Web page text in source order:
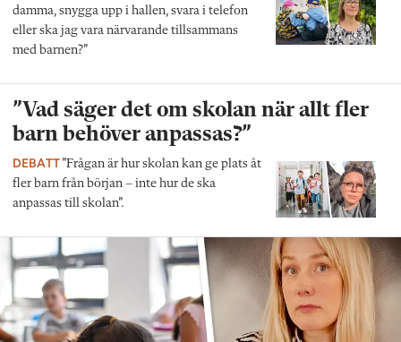
damma, snygga upp i hallen, svara i telefon
eller ska jag vara närvarande tillsammans
med barnen?”
”Vad säger det om skolan när allt fler
barn behöver anpassas?”
DEBATT”Frågan är hur skolan kan ge plats åt
fler barn från början – inte hur de ska
anpassas till skolan”.